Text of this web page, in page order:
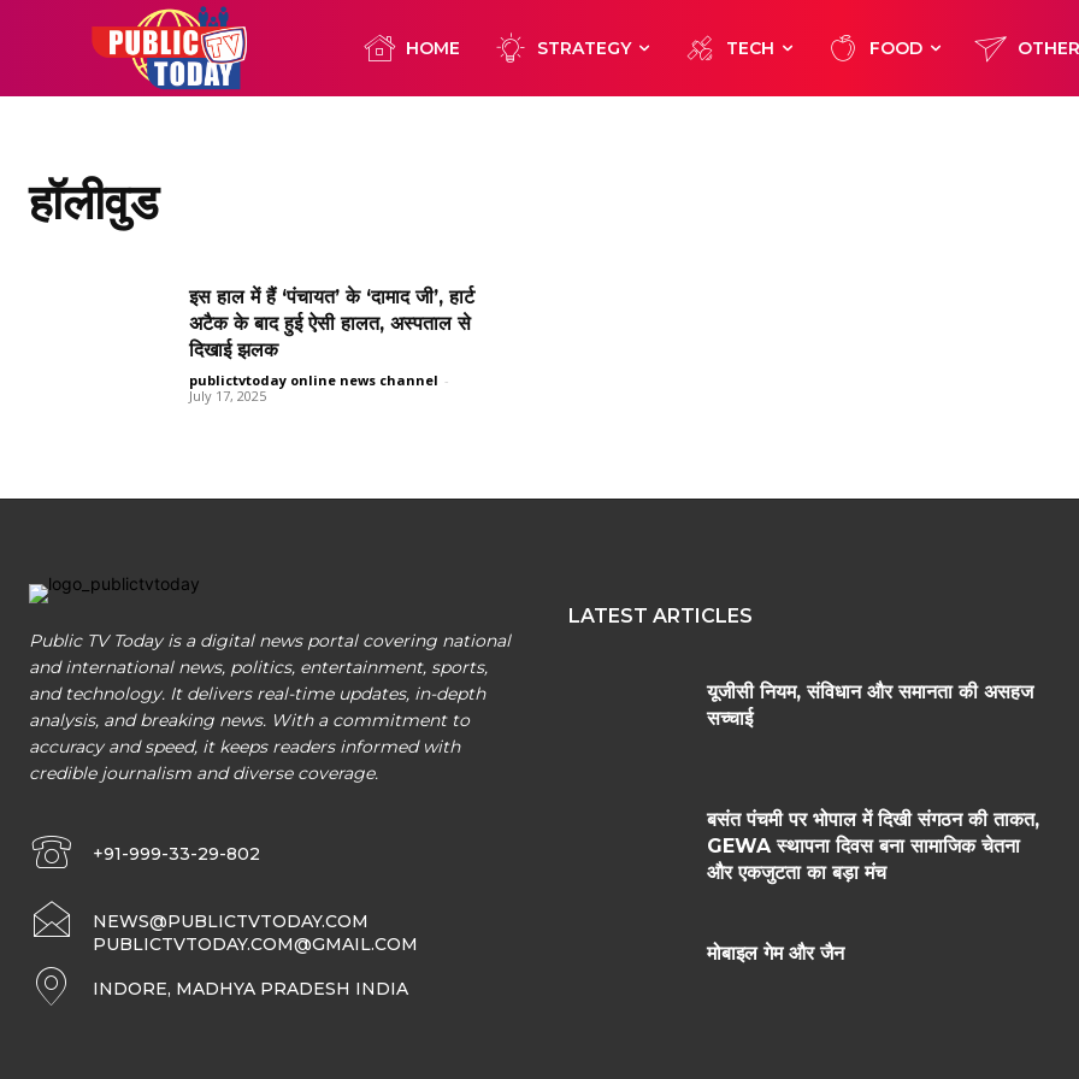
HOME STRATEGY TECH FOOD
हॉलीवुड
इस हाल में हैं ‘पंचायत’ के ‘दामाद जी’, हार्ट
अटैक के बाद हुई ऐसी हालत, अस्पताल से
दिखाई झलक
publictvtoday online news channel -
July 17, 2025
Public TV Today is a digital news portal covering national
and international news, politics, entertainment, sports,
and technology. It delivers real-time updates, in-depth
analysis, and breaking news. With a commitment to
accuracy and speed, it keeps readers informed with
credible journalism and diverse coverage.
+91-999-33-29-802
NEWS@PUBLICTVTODAY.COM
PUBLICTVTODAY.COM@GMAIL.COM
INDORE, MADHYA PRADESH INDIA
LATEST ARTICLES
यूजीसी नियम, संविधान और समानता की असहज
सच्चाई
बसंत पंचमी पर भोपाल में दिखी संगठन की ताकत,
GEWA स्थापना दिवस बना सामाजिक चेतना
और एकजुटता का बड़ा मंच
मोबाइल गेम और जैन